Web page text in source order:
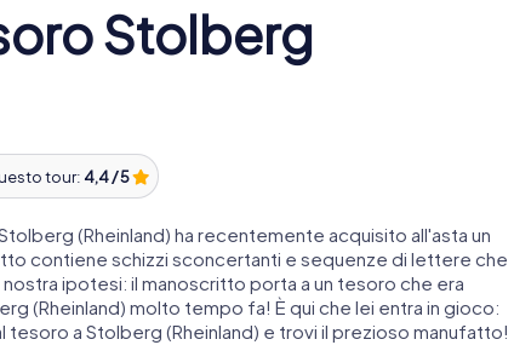
Stolberg
tour: 4,4 / 5
(Rheinland) ha recentemente acquisito all'asta un
contiene schizzi sconcertanti e sequenze di lettere che
nostra ipotesi: il manoscritto porta a un tesoro che era
(Rheinland) molto tempo fa! È qui che lei entra in gioco:
tesoro a Stolberg (Rheinland) e trovi il prezioso manufatto!